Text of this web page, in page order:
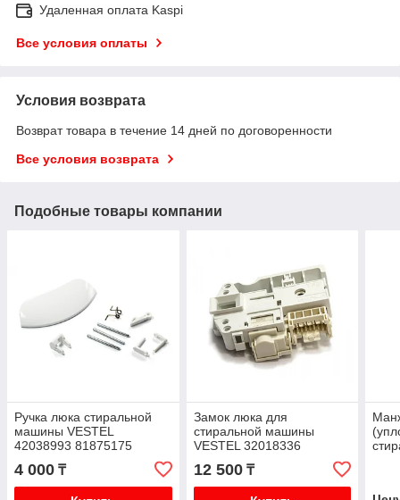
Удаленная оплата Kaspi
Все условия оплаты
Условия возврата
Возврат товара в течение 14 дней по договоренности
Все условия возврата
Подобные товары компании
Ручка люка стиральной
машины VESTEL
42038993 81875175
4 000 ₸
Замок люка для
стиральной машины
VESTEL 32018336
32013597
12 500₸